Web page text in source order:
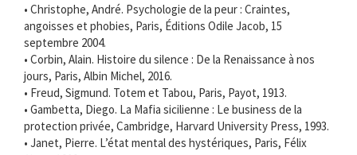
• Christophe, André. Psychologie de la peur : Craintes,
angoisses et phobies, Paris, Éditions Odile Jacob, 15
septembre 2004.
• Corbin, Alain. Histoire du silence : De la Renaissance à nos
jours, Paris, Albin Michel, 2016.
• Freud, Sigmund. Totem et Tabou, Paris, Payot, 1913.
• Gambetta, Diego. La Mafia sicilienne : Le business de la
protection privée, Cambridge, Harvard University Press, 1993.
• Janet, Pierre. L’état mental des hystériques, Paris, Félix